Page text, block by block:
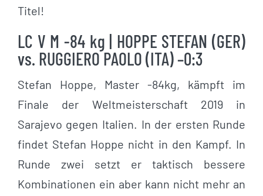
Titel!
LC V M -84 kg | HOPPE STEFAN (GER)
vs. RUGGIERO PAOLO (ITA) –0:3
Stefan Hoppe, Master -84kg, kämpft im
Finale der Weltmeisterschaft 2019 in
Sarajevo gegen Italien. In der ersten Runde
findet Stefan Hoppe nicht in den Kampf. In
Runde zwei setzt er taktisch bessere
Kombinationen ein aber kann nicht mehr an